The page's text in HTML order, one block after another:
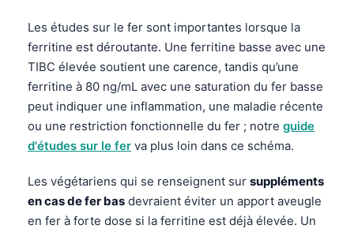
Les études sur le fer sont importantes lorsque la
ferritine est déroutante. Une ferritine basse avec une
TIBC élevée soutient une carence, tandis qu’une
ferritine à 80 ng/mL avec une saturation du fer basse
peut indiquer une inflammation, une maladie récente
ou une restriction fonctionnelle du fer ; notre guide
d'études sur le fer va plus loin dans ce schéma.
Les végétariens qui se renseignent sur suppléments
en cas de fer bas devraient éviter un apport aveugle
en fer à forte dose si la ferritine est déjà élevée. Un